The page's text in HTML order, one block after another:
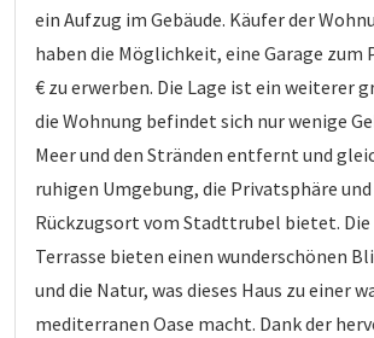
ein Aufzug im Gebäude. Käufer der
haben die Möglichkeit, eine Garage zum
€ zu erwerben. Die Lage ist ein weiterer
die Wohnung befindet sich nur wenige
Meer und den Stränden entfernt und
ruhigen Umgebung, die Privatsphäre
Rückzugsort vom Stadttrubel bietet. Die
Terrasse bieten einen wunderschönen
und die Natur, was dieses Haus zu einer
mediterranen Oase macht. Dank der